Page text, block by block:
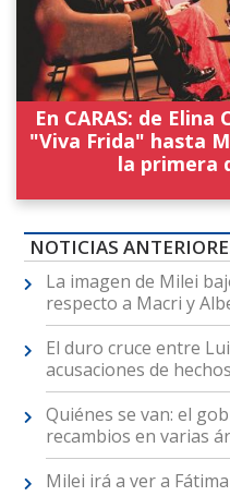
En CARAS: de
"Viva Frida" hasta
la primera
NOTICIAS
La imagen de Milei
respecto a Macri y
El duro cruce entre
acusaciones de
Quiénes se van: el
recambios en varias
Milei irá a ver a